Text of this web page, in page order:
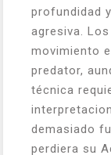
profundidad
agresiva.
movimiento
predator,
técnica
demasiado
perdiera su